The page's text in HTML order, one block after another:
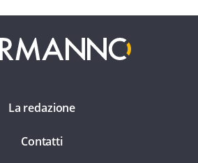
La redazione
Contatti